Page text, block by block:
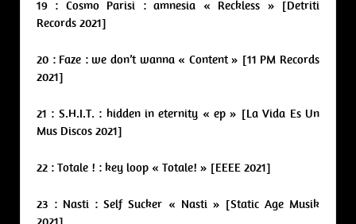
19 : Cosmo Parisi : amnesia « Reckless » [Detriti
Records 2021]
20 : Faze : we don’t wanna « Content » [11 PM Records
2021]
21 : S.H.I.T. : hidden in eternity « ep » [La Vida Es Un
Mus Discos 2021]
22 : Totale ! : key loop « Totale! » [EEEE 2021]
23 : Nasti : Self Sucker « Nasti » [Static Age Musik